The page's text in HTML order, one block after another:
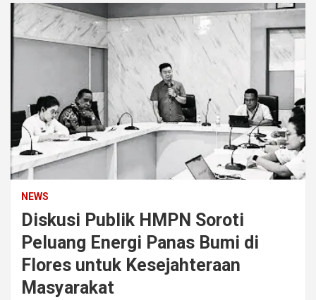
NEWS
Diskusi Publik HMPN Soroti
Peluang Energi Panas Bumi di
Flores untuk Kesejahteraan
Masyarakat